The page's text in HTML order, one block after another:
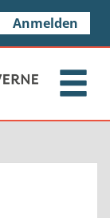
Anmelden